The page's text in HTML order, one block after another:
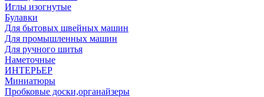
Иглы изогнутые
Булавки
Для бытовых швейных машин
Для промышленных машин
Для ручного шитья
Наметочные
ИНТЕРЬЕР
Миниатюры
Пробковые доски,органайзеры